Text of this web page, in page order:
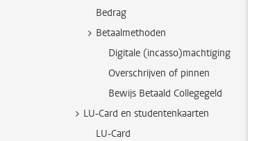
Bedrag
Betaalmethoden
Digitale (incasso)machtiging
Overschrijven of pinnen
Bewijs Betaald Collegegeld
LU-Card en studentenkaarten
LU-Card